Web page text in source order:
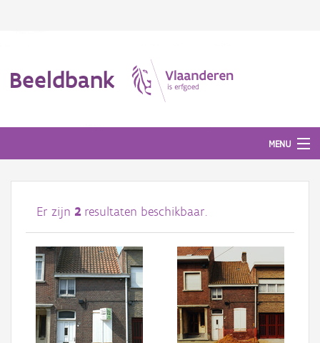
Beeldbank
MENU
Afbeeldingen
#BeeldIndeKijker
Hergebruik
Over ons
Aanmelden
Er zijn 2 resultaten beschikbaar.